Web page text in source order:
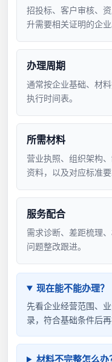
招投标、客户审核、
升需要相关证明的企业
办理周期
通常按企业基础、材
执行时间表。
所需材料
营业执照、组织架构
资料，以及对应标准要
服务配合
需求诊断、差距梳理
问题整改跟进。
现在能不能办理？
先看企业经营范围、
录，符合基础条件后再
材料不完整怎么办